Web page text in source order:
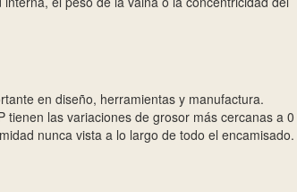
en diseño, herramientas y manufactura.
tienen las variaciones de grosor más cercanas a 0
nunca vista a lo largo de todo el encamisado.